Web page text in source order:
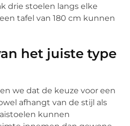
drie stoelen langs elke
tafel van 180 cm kunnen
het juiste type
we dat de keuze voor een
afhangt van de stijl als
kunnen